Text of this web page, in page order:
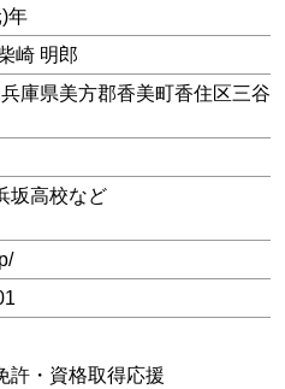
年
崎 明郎
庫県美方郡香美町香住区三谷
坂高校など
許・資格取得応援